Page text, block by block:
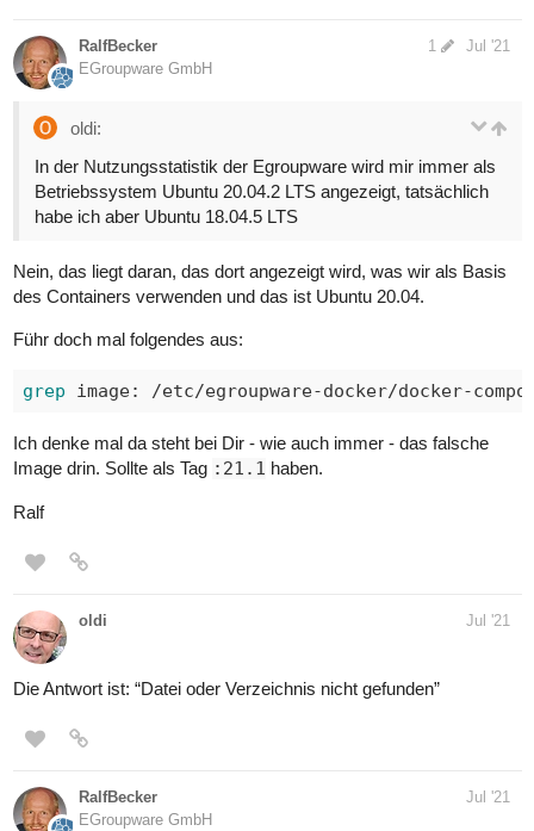
RalfBecker
EGroupware GmbH
Jul '21
1
oldi:
In der Nutzungsstatistik der Egroupware wird mir immer als
Betriebssystem Ubuntu 20.04.2 LTS angezeigt, tatsächlich
habe ich aber Ubuntu 18.04.5 LTS
Nein, das liegt daran, das dort angezeigt wird, was wir als Basis
des Containers verwenden und das ist Ubuntu 20.04.
Führ doch mal folgendes aus:
grep image: /etc/egroupware-docker/docker-
Ich denke mal da steht bei Dir - wie auch immer - das falsche
Image drin. Sollte als Tag :21.1 haben.
Ralf
oldi Jul '21
Die Antwort ist: “Datei oder Verzeichnis nicht gefunden”
RalfBecker
EGroupware GmbH
Jul '21